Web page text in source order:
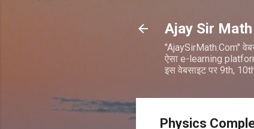
Ajay Sir Math
"AjaySirMath.Com"
ऐसा e-learning
इस वेबसाइट पर 9th,
Physics